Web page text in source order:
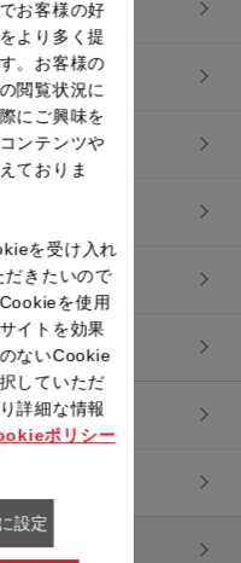
お客様の好
より多く提
。お客様の
閲覧状況に
にご興味を
ンテンツや
ておりま
を受け入れ
だきたいので
を使用
イトを効果
ないCookie
していただ
詳細な情報
ポリシー
設定